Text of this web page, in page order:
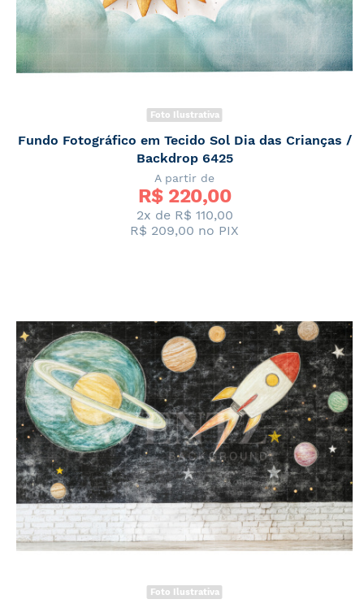
Foto Ilustrativa
Fundo Fotográfico em Tecido Sol Dia das Crianças /
Backdrop 6425
A partir de
R$ 220,00
2x de R$ 110,00
R$ 209,00 no PIX
Foto Ilustrativa